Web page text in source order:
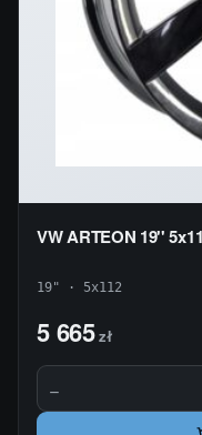
VW ARTEON 19''
19" · 5x112
5 665zł
−